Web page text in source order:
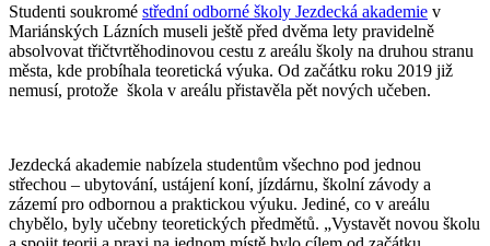
Studenti soukromé střední odborné školy Jezdecká akademie v
Mariánských Lázních museli ještě před dvěma lety pravidelně
absolvovat třičtvrtěhodinovou cestu z areálu školy na druhou stranu
města, kde probíhala teoretická výuka. Od začátku roku 2019 již
nemusí, protože škola v areálu přistavěla pět nových učeben.
Jezdecká akademie nabízela studentům všechno pod jednou
střechou – ubytování, ustájení koní, jízdárnu, školní závody a
zázemí pro odbornou a praktickou výuku. Jediné, co v areálu
chybělo, byly učebny teoretických předmětů. „Vystavět novou školu